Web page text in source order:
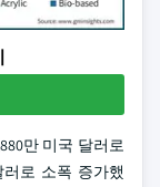
만 미국 달러로
로 소폭 증가했